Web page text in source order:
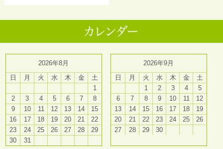
2026年8月
日
月 火 水 木 金
土
1
2
3 4 5 6 7
8
9
10 11 12 13 14
15
16
17 18 19 20 21
22
23
24 25 26 27 28
29
30
31
2026年9月
日
月 火 水 木 金
土
1
2 3 4
5
6
7 8 9 10 11
12
13
14 15 16 17 18
19
20
21 22 23 24 25
26
27
28 29 30